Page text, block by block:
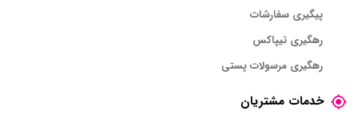
پیگیری سفارشات
رهگیری تیپاکس
رهگیری مرسولات پستی
خدمات مشتریان